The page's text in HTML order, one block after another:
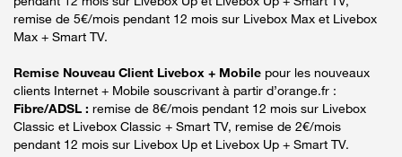
remise de 5€/mois pendant 12 mois sur Livebox Max et Livebox
Max + Smart TV.
Remise Nouveau Client Livebox + Mobile pour les nouveaux
clients Internet + Mobile souscrivant à partir d’orange.fr :
Fibre/ADSL : remise de 8€/mois pendant 12 mois sur Livebox
Classic et Livebox Classic + Smart TV, remise de 2€/mois
pendant 12 mois sur Livebox Up et Livebox Up + Smart TV.